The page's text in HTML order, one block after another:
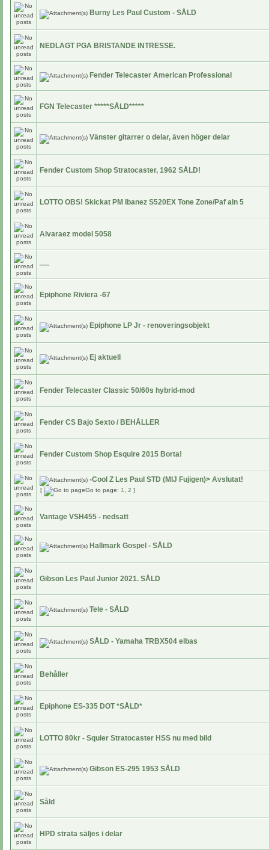
Burny Les Paul Custom - SÅLD
NEDLAGT PGA BRISTANDE INTRESSE.
Fender Telecaster American Professional
FGN Telecaster *****SÅLD*****
Vänster gitarrer o delar, även höger delar
Fender Custom Shop Stratocaster, 1962 SÅLD!
LOTTO OBS! Skickat PM Ibanez S520EX Tone Zone/Paf aln 5
Alvaraez model 5058
—-
Epiphone Riviera -67
Epiphone LP Jr - renoveringsobjekt
Ej aktuell
Fender Telecaster Classic 50/60s hybrid-mod
Fender CS Bajo Sexto / BEHÅLLER
Fender Custom Shop Esquire 2015 Borta!
-Cool Z Les Paul STD (MIJ Fujigen)> Avslutat!
[ Go to page: 1 2 ]
Vantage VSH455 - nedsatt
Hallmark Gospel - SÅLD
Gibson Les Paul Junior 2021. SÅLD
Tele - SÅLD
SÅLD - Yamaha TRBX504 elbas
Behåller
Epiphone ES-335 DOT *SÅLD*
LOTTO 80kr - Squier Stratocaster HSS nu med bild
Gibson ES-295 1953 SÅLD
Såld
HPD strata säljes i delar